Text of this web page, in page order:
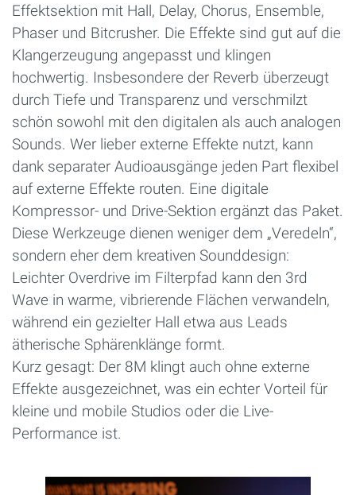
Effektsektion mit Hall, Delay, Chorus, Ensemble,
Phaser und Bitcrusher. Die Effekte sind gut auf die
Klangerzeugung angepasst und klingen
hochwertig. Insbesondere der Reverb überzeugt
durch Tiefe und Transparenz und verschmilzt
schön sowohl mit den digitalen als auch analogen
Sounds. Wer lieber externe Effekte nutzt, kann
dank separater Audioausgänge jeden Part flexibel
auf externe Effekte routen. Eine digitale
Kompressor- und Drive-Sektion ergänzt das Paket.
Diese Werkzeuge dienen weniger dem „Veredeln“,
sondern eher dem kreativen Sounddesign:
Leichter Overdrive im Filterpfad kann den 3rd
Wave in warme, vibrierende Flächen verwandeln,
während ein gezielter Hall etwa aus Leads
ätherische Sphärenklänge formt.
Kurz gesagt: Der 8M klingt auch ohne externe
Effekte ausgezeichnet, was ein echter Vorteil für
kleine und mobile Studios oder die Live-
Performance ist.